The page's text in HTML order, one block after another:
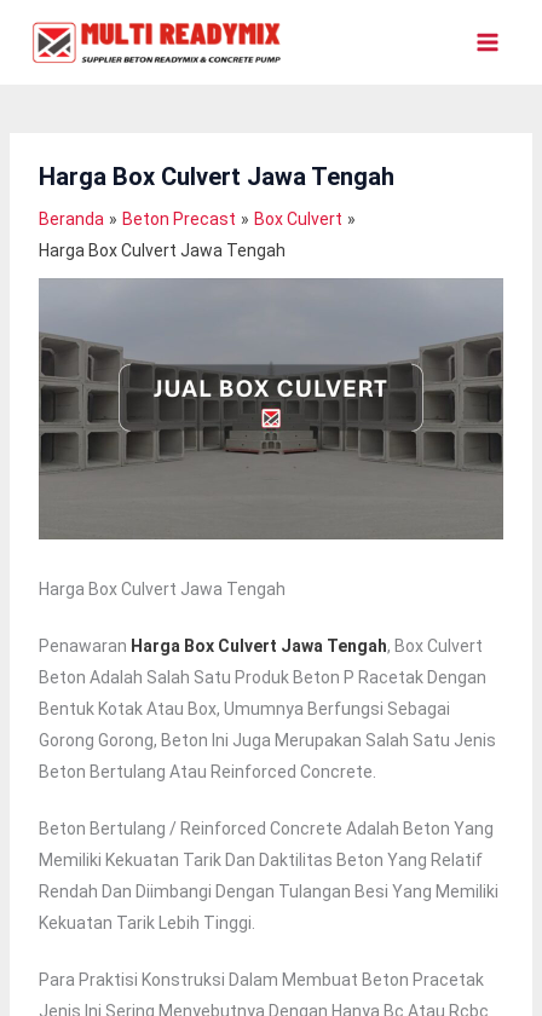
Harga Box Culvert Jawa Tengah
Beranda Beton Precast
Box Culvert
Harga Box Culvert Jawa Tengah
Harga Box Culvert Jawa Tengah
Penawaran Harga Box Culvert Jawa Tengah, Box Culvert
Beton Adalah Salah Satu Produk Beton P Racetak Dengan
Bentuk Kotak Atau Box, Umumnya Berfungsi Sebagai
Gorong Gorong, Beton Ini Juga Merupakan Salah Satu Jenis
Beton Bertulang Atau Reinforced Concrete.
Beton Bertulang / Reinforced Concrete Adalah Beton Yang
Memiliki Kekuatan Tarik Dan Daktilitas Beton Yang Relatif
Rendah Dan Diimbangi Dengan Tulangan Besi Yang Memiliki
Kekuatan Tarik Lebih Tinggi.
Para Praktisi Konstruksi Dalam Membuat Beton Pracetak
Jenis Ini Sering Menyebutnya Dengan Hanya Bc Atau Rcbc